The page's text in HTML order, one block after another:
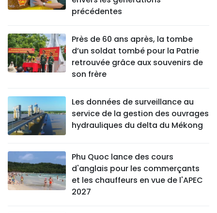
précédentes
Près de 60 ans après, la tombe
d’un soldat tombé pour la Patrie
retrouvée grâce aux souvenirs de
son frère
Les données de surveillance au
service de la gestion des ouvrages
hydrauliques du delta du Mékong
Phu Quoc lance des cours
d'anglais pour les commerçants
et les chauffeurs en vue de l'APEC
2027